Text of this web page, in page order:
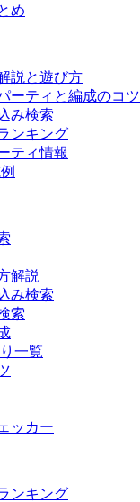
め
説と遊び方
ーティと編成のコツ
み検索
ンキング
ティ情報
解説
み検索
索
一覧
ッカー
ンキング